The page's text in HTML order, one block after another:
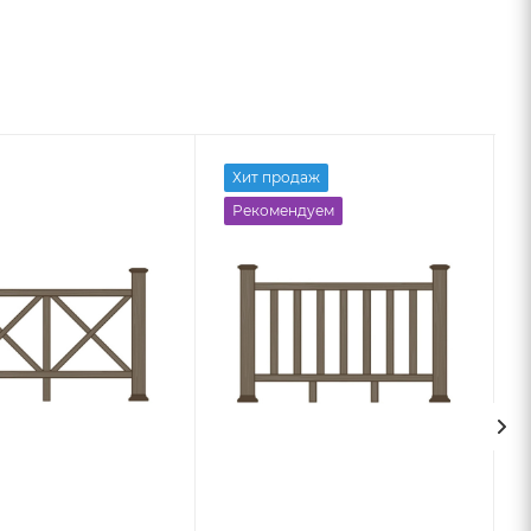
Хит продаж
Рекомендуем